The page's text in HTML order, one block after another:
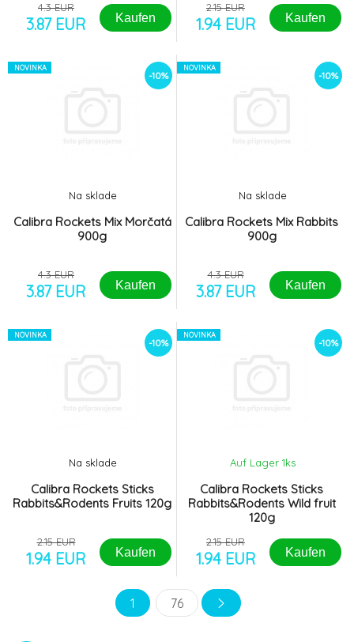
4.3 EUR
3.87 EUR Kaufen
2.15 EUR
1.94 EUR Kaufen
NOVINKA
-10%
Calibra Rockets Mix Morčatá
900g
Na sklade
4.3 EUR
3.87 EUR Kaufen
NOVINKA
-10%
Calibra Rockets Mix Rabbits
900g
Na sklade
4.3 EUR
3.87 EUR Kaufen
NOVINKA
-10%
Calibra Rockets Sticks
Rabbits&Rodents Fruits 120g
Na sklade
2.15 EUR
1.94 EUR Kaufen
NOVINKA
-10%
Calibra Rockets Sticks
Rabbits&Rodents Wild fruit
120g
Auf Lager 1ks
2.15 EUR
1.94 EUR Kaufen
1 76